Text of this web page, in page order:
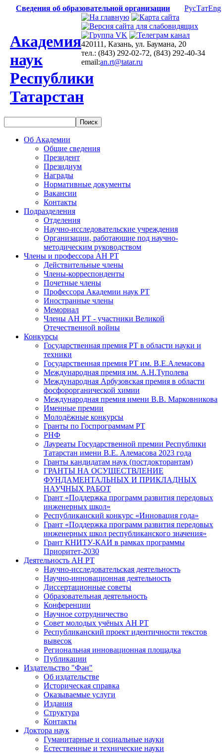
Сведения об образовательной организации РусТатEng
Академия
наук
Республики
Татарстан
420111, Казань, ул. Баумана, 20
тел.: (843) 292-02-72, (843) 292-40-34
email:an.rt@tatar.ru
Об Академии
Общие сведения
Президент
Президиум
Награды
Нормативные документы
Вакансии
Контакты
Подразделения
Отделения
Научно-исследовательские учреждения
Организации, работающие под научно-
методическим руководством
Члены и профессора АН РТ
Действительные члены
Члены-корреспонденты
Почетные члены
Профессора Академии наук РТ
Иностранные члены
Мемориал
Члены АН РТ - участники Великой
Отечественной войны
Конкурсы
Государственная премия РТ в области науки и
техники
Государственная премия РТ им. В.Е.Алемасова
Международная премия им. А.Н.Туполева
Международная Арбузовская премия в области
фосфорорганической химии
Международная премия имени В.В. Марковникова
Именные премии
Молодёжные конкурсы
Гранты по Госпрограммам РТ
РНФ
Лауреаты Государственной премии Республики
Татарстан имени В.Е. Алемасова 2023 года
Гранты кандидатам наук (постдокторантам)
ГРАНТЫ НА ОСУЩЕСТВЛЕНИЕ
ФУНДАМЕНТАЛЬНЫХ И ПРИКЛАДНЫХ
НАУЧНЫХ РАБОТ
Грант «Поддержка программ развития передовых
инженерных школ»
Республиканский конкурс «Инновация года»
Грант «Поддержка программ развития передовых
инженерных школ республиканского значения»
Грант КНИТУ-КАИ в рамках программы
Приоритет-2030
Деятельность АН РТ
Научно-исследовательская деятельность
Научно-инновационная деятельность
Диссертационные советы
Образовательная деятельность
Конференции
Научное сотрудничество
Совет молодых учёных АН РТ
Республиканский проект идентичности текстов
вывесок
Региональная инновационная площадка
Публикации
Издательство "Фән"
Об издательстве
Историческая справка
Оказываемые услуги
Издания
Структура
Контакты
Доктора наук
Гуманитарные и социальные науки
Естественные и технические науки